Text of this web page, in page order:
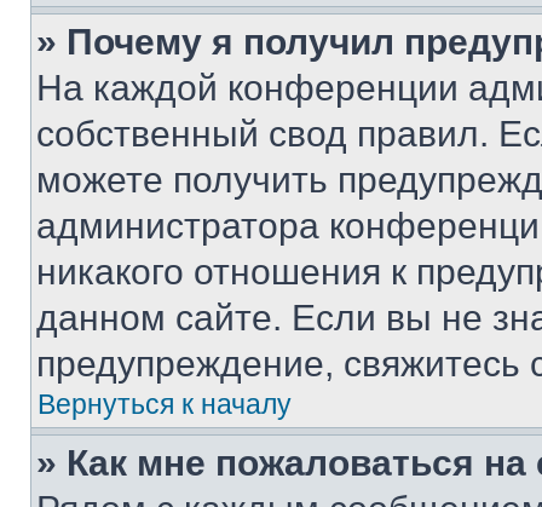
» Почему я получил
На каждой конференции
собственный свод правил.
можете получить
администратора
никакого отношения к
данном сайте. Если вы не
предупреждение,
Вернуться к началу
» Как мне пожаловаться